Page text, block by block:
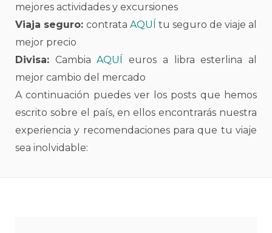
mejores actividades y excursiones
Viaja seguro: contrata AQUÍ tu seguro de viaje al
mejor precio
Divisa: CambiaAQUÍ
euros a libra esterlina al
mejor cambio del mercado
A continuación puedes ver los posts que hemos
escrito sobre el país, en ellos encontrarás nuestra
experiencia y recomendaciones para que tu viaje
sea inolvidable: